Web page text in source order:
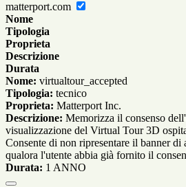
matterport.com
Nome
Tipologia
Proprieta
Descrizione
Durata
Nome: virtualtour_accepted
Tipologia: tecnico
Proprieta: Matterport Inc.
Descrizione: Memorizza il consenso
visualizzazione del Virtual Tour 3D
Consente di non ripresentare il banner di
qualora l'utente abbia già fornito il
Durata: 1 ANNO